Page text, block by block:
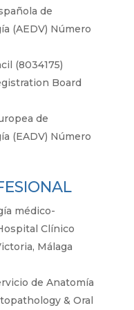
de
(AEDV) Número
(8034175)
Board
de
(EADV) Número
médico-
Clínico
Málaga
de Anatomía
& Oral